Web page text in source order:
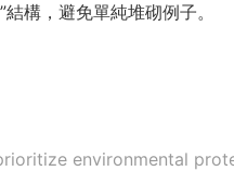
構，避免單純堆砌例子。
environmental